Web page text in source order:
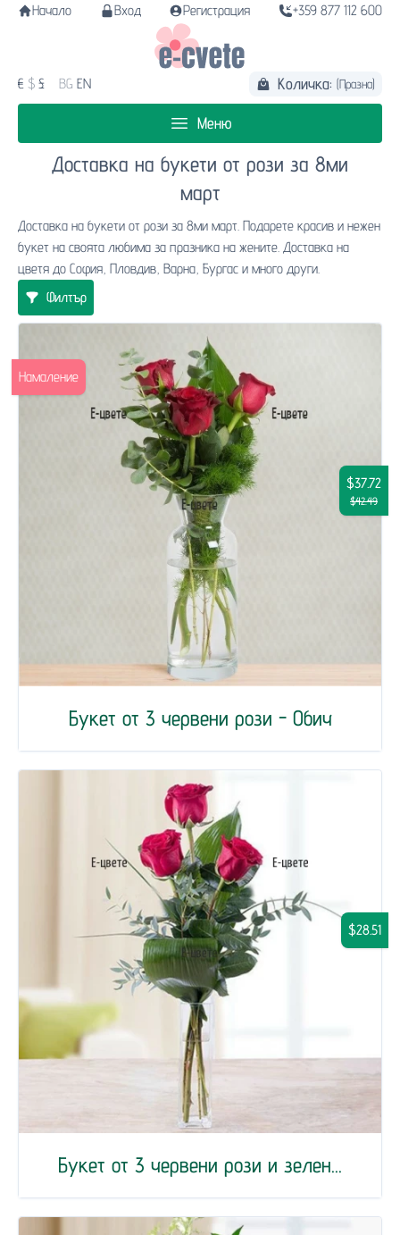
Начало Вход Регистрация +359 877 112 600
€ $ £ BG EN Количка: (Празна)
Меню
Доставка на букети от рози за 8ми
март
Доставка на букети от рози за 8ми март. Подарете красив и нежен
букет на своята любима за празника на жените. Доставка на
цветя до София, Пловдив, Варна, Бургас и много други.
Филтър
Букет от 3 червени рози - Обич
$37.72
$42.49
Намаление
Букет от 3 червени рози и зелен...
$28.51